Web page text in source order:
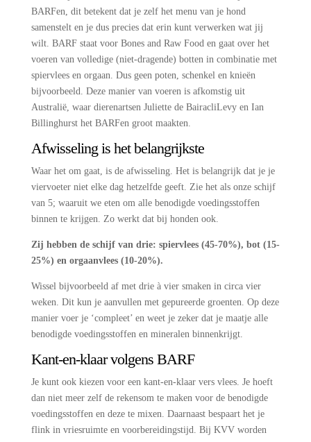
BARFen, dit betekent dat je zelf het menu van je hond
samenstelt en je dus precies dat erin kunt verwerken wat jij
wilt. BARF staat voor Bones and Raw Food en gaat over het
voeren van volledige (niet-dragende) botten in combinatie met
spiervlees en orgaan. Dus geen poten, schenkel en knieën
bijvoorbeeld. Deze manier van voeren is afkomstig uit
Australië, waar dierenartsen Juliette de BairacliLevy en Ian
Billinghurst het BARFen groot maakten.
Afwisseling is het belangrijkste
Waar het om gaat, is de afwisseling. Het is belangrijk dat je je
viervoeter niet elke dag hetzelfde geeft. Zie het als onze schijf
van 5; waaruit we eten om alle benodigde voedingsstoffen
binnen te krijgen. Zo werkt dat bij honden ook.
Zij hebben de schijf van drie: spiervlees (45-70%), bot (15-
25%) en orgaanvlees (10-20%).
Wissel bijvoorbeeld af met drie à vier smaken in circa vier
weken. Dit kun je aanvullen met gepureerde groenten. Op deze
manier voer je ‘compleet’ en weet je zeker dat je maatje alle
benodigde voedingsstoffen en mineralen binnenkrijgt.
Kant-en-klaar volgens BARF
Je kunt ook kiezen voor een kant-en-klaar vers vlees. Je hoeft
dan niet meer zelf de rekensom te maken voor de benodigde
voedingsstoffen en deze te mixen. Daarnaast bespaart het je
flink in vriesruimte en voorbereidingstijd. Bij KVV worden